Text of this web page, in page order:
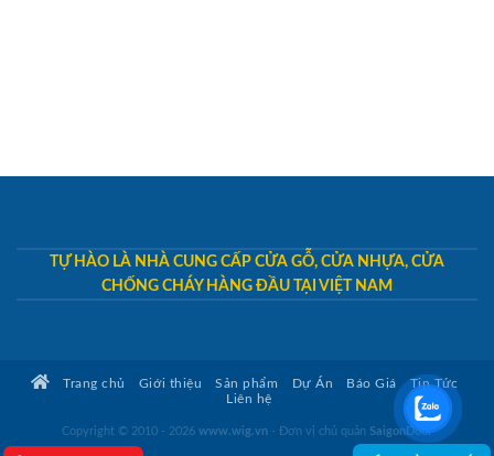
TỰ HÀO LÀ NHÀ CUNG CẤP CỬA GỖ, CỬA NHỰA, CỬA
CHỐNG CHÁY HÀNG ĐẦU TẠI VIỆT NAM
Trang chủ Giới thiệu Sản phẩm Dự Án Báo Giá
Tin Tức
Liên hệ
Copyright © 2010 - 2026 www.wig.vn - Đơn vị chủ quản SaigonDoor